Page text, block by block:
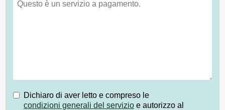
Dichiaro di aver letto e compreso le
condizioni generali del servizio e autorizzo al